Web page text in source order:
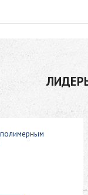
полимерным